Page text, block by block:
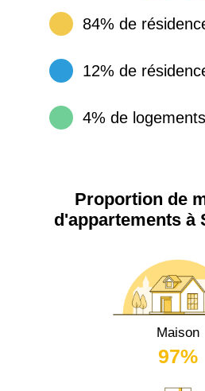
84% de
12% de
4% de
Proportion de
d'appartements à
Maison
97%